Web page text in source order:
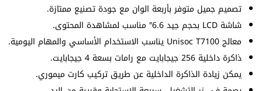
تصميم جميل متوفر بأربعة الوان مع جودة تصنيع ممتازة.
شاشة LCD بحجم جيد 6.6″ مناسب لمشاهدة المحتوى.
معالج Unisoc T7100 يناسب الاستخدام الأساسي والمهام اليومية.
ذاكرة داخلية 256 جيجابايت مع رامات بسعة 4 جيجابايت.
يمكن زيادة الذاكرة الداخلية عن طريق تركيب كارت ميموري.